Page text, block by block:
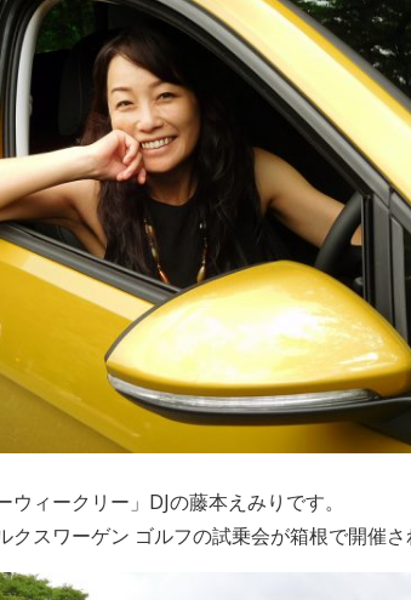
ィークリー」DJの藤本えみりです。
スワーゲン ゴルフの試乗会が箱根で開催さ